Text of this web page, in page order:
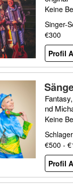
Keine
Singer-
€300
Profil
nd
Keine
€500 -
Profil